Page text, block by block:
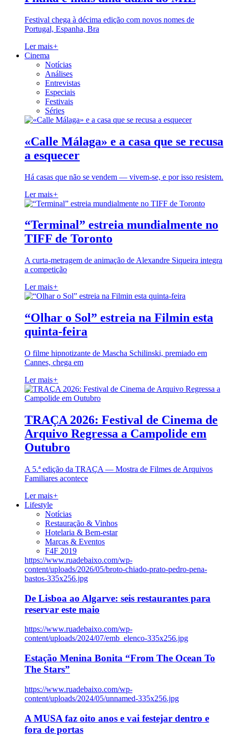
Festival chega à décima edição com novos nomes de
Portugal, Espanha, Bra
Ler mais+
Cinema
Notícias
Análises
Entrevistas
Especiais
Festivais
Séries
«Calle Málaga» e a casa que se recusa
a esquecer
Há casas que não se vendem — vivem-se, e por isso resistem.
Ler mais+
“Terminal” estreia mundialmente no
TIFF de Toronto
A curta-metragem de animação de Alexandre Siqueira integra
a competição
Ler mais+
“Olhar o Sol” estreia na Filmin esta
quinta-feira
O filme hipnotizante de Mascha Schilinski, premiado em
Cannes, chega em
Ler mais+
TRAÇA 2026: Festival de Cinema de
Arquivo Regressa a Campolide em
Outubro
A 5.ª edição da TRAÇA — Mostra de Filmes de Arquivos
Familiares acontece
Ler mais+
Lifestyle
Notícias
Restauração & Vinhos
Hotelaria & Bem-estar
Marcas & Eventos
F4F 2019
https://www.ruadebaixo.com/wp-
content/uploads/2026/05/broto-chiado-prato-pedro-pena-
bastos-335x256.jpg
De Lisboa ao Algarve: seis restaurantes para
reservar este maio
https://www.ruadebaixo.com/wp-
content/uploads/2024/07/emb_elenco-335x256.jpg
Estação Menina Bonita “From The Ocean To
The Stars”
https://www.ruadebaixo.com/wp-
content/uploads/2024/05/unnamed-335x256.jpg
A MUSA faz oito anos e vai festejar dentro e
fora de portas